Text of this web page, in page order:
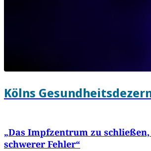
Kölns
„Das Impfzentrum zu
schwerer Fehler“